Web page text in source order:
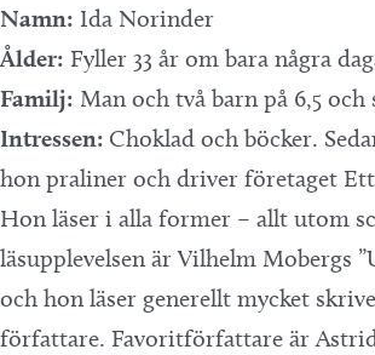
Namn: Ida Norinder
Ålder: Fyller 33 år om bara några
Familj: Man och två barn på 6,5 och
Intressen: Choklad och böcker.
hon praliner och driver företaget
Hon läser i alla former – allt utom
läsupplevelsen är Vilhelm Mobergs
och hon läser generellt mycket
författare. Favoritförfattare är